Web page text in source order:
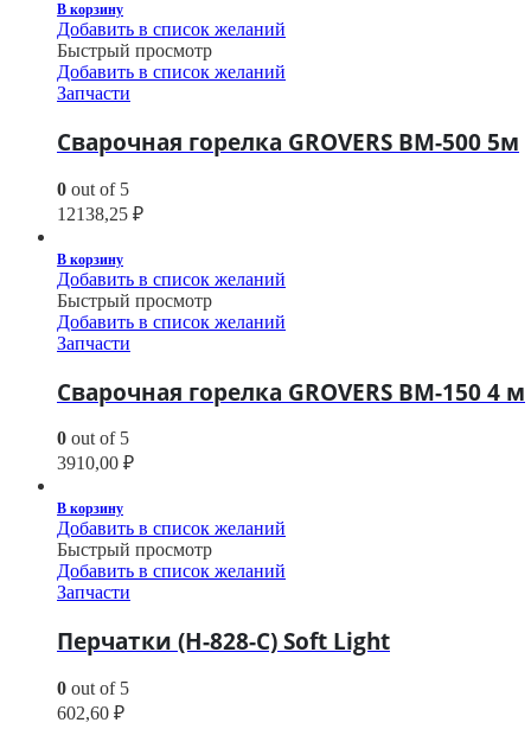
В корзину
Добавить в список желаний
Быстрый просмотр
Добавить в список желаний
Запчасти
Сварочная горелка GROVERS BM-500 5м
0 out of 5
12138,25 ₽
В корзину
Добавить в список желаний
Быстрый просмотр
Добавить в список желаний
Запчасти
Сварочная горелка GROVERS BM-150 4 м
0 out of 5
3910,00 ₽
В корзину
Добавить в список желаний
Быстрый просмотр
Добавить в список желаний
Запчасти
Перчатки (H-828-C) Soft Light
0 out of 5
602,60 ₽